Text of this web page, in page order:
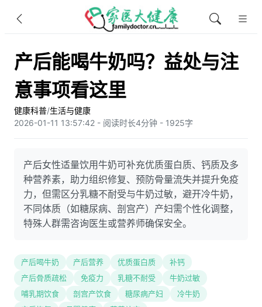
产后能喝牛奶吗？益处与注
意事项看这里
健康科普/生活与健康
2026-01-11 13:57:42 - 阅读时长4分钟 - 1925字
产后女性适量饮用牛奶可补充优质蛋白质、钙质及多
种营养素，助力组织修复、预防骨量流失并提升免疫
力，但需区分乳糖不耐受与牛奶过敏，避开冷牛奶，
不同体质（如糖尿病、剖宫产）产妇需个性化调整，
特殊人群需咨询医生或营养师确保安全。
产后喝牛奶 产后营养 优质蛋白质
补钙
产后骨质疏松
免疫力 乳糖不耐受
牛奶过敏
哺乳期饮食
剖宫产饮食 糖尿病产妇
冷牛奶